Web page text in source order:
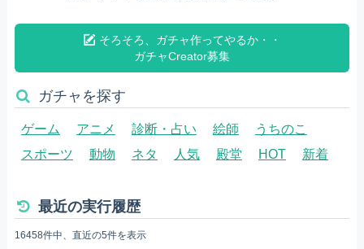
そろそろ、ガチャ作ってやるか・・
ガチャCreator募集
ガチャを探す
ゲーム アニメ 診断・占い 絵師
うちのこ
スポーツ
動物 ネタ 人気 殿堂 HOT 新着
最近の実行履歴
16458件中、直近の5件を表示